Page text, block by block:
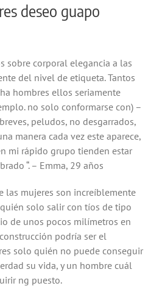
deseo guapo
sobre corporal elegancia a las
del nivel de etiqueta. Tantos
hombres ellos seriamente
no solo conformarse con) –
peludos, no desgarrados,
manera cada vez este aparece,
mi rápido grupo tienden estar
“. – Emma, ​​29 años
las mujeres son increíblemente
solo salir con tíos de tipo
de unos pocos milímetros en
podría ser el
solo quién no puede conseguir
su vida, y un hombre cuál
ng puesto.